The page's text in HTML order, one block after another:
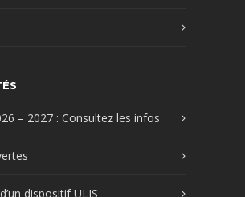
– 2027 : Consultez les infos
dispositif ULIS